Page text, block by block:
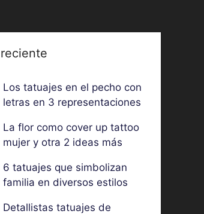
Los tatuajes en el pecho con
letras en 3 representaciones
La flor como cover up tattoo
mujer y otra 2 ideas más
6 tatuajes que simbolizan
familia en diversos estilos
Detallistas tatuajes de